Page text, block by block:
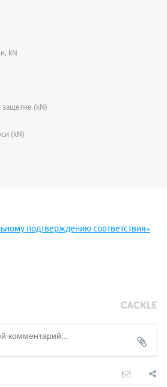
kN
защелке (kN)
(kN)
подтверждению соответствия»